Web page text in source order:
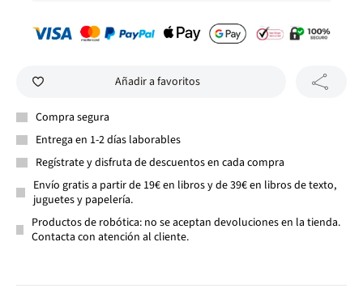
Añadir a favoritos
Compra segura
Entrega en 1-2 días laborables
Regístrate y disfruta de descuentos en cada compra
Envío gratis a partir de 19€ en libros y de 39€ en libros de texto,
juguetes y papelería.
Productos de robótica: no se aceptan devoluciones en la tienda.
Contacta con atención al cliente.